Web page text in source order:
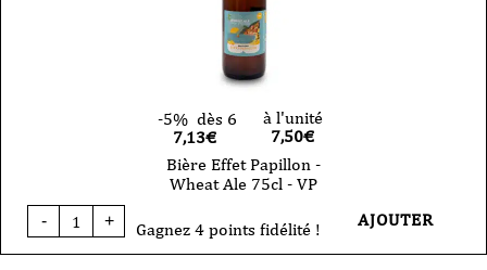
-5% dès 6
7,13€
à l'unité
7,50€
Bière Effet Papillon -
Wheat Ale 75cl - VP
-
quantité
de
+ Gagnez 4 points fidélité ! AJOUTER